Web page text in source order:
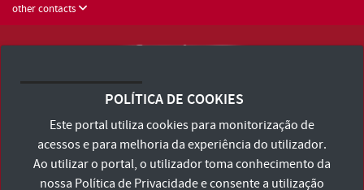
other contacts
Terms and Conditions and Privacy Policy
Accessibility Statement
POLÍTICA DE COOKIES
Este portal utiliza cookies para monitorização de
acessos e para melhoria da experiência do utilizador.
Ao utilizar o portal, o utilizador toma conhecimento da
nossa Política de Privacidadee consente a utilização